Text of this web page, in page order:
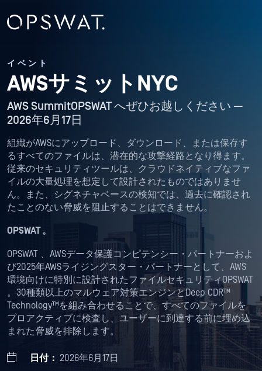
イベント
AWSサミットNYC
AWS SummitOPSWAT へぜひお越しください —
2026年6月17日
組織がAWSにアップロード、ダウンロード、または保存す
るすべてのファイルは、潜在的な攻撃経路となり得ます。
従来のセキュリティツールは、クラウドネイティブなファ
イルの大量処理を想定して設計されたものではありませ
ん。また、シグネチャベースの検知では、過去に確認され
たことのない脅威を阻止することはできません。
OPSWAT 。
OPSWAT 、AWSデータ保護コンピテンシー・パートナーおよ
び2025年AWSライジングスター・パートナーとして、AWS
環境向けに特別に設計されたファイルセキュリティOPSWAT
。30種類以上のマルウェア対策エンジンとDeep CDR™
Technology™を組み合わせることで、すべてのファイルを
プロアクティブに検査し、ユーザーに到達する前に埋め込
まれた脅威を排除します。
日付： 2026年6月17日